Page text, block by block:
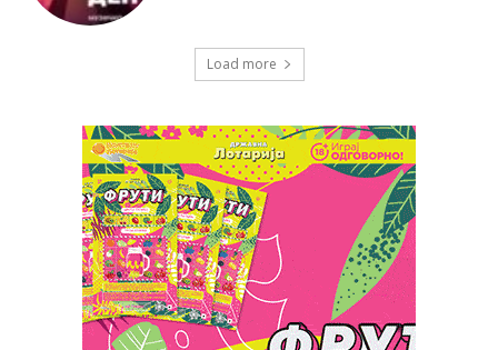
Load more